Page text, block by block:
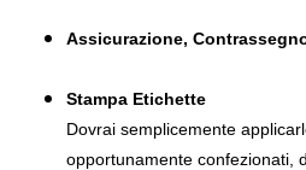
Assicurazione,
Stampa Etichette
Dovrai semplicemente
opportunamente confezionati,